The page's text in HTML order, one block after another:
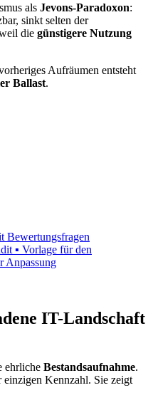
als Jevons-Paradoxon:
sinkt selten der
die günstigere Nutzung
Aufräumen entsteht
Ballast.
Bewertungsfragen
▪ Vorlage für den
Anpassung
IT-Landschaft
ehrliche Bestandsaufnahme.
Kennzahl. Sie zeigt